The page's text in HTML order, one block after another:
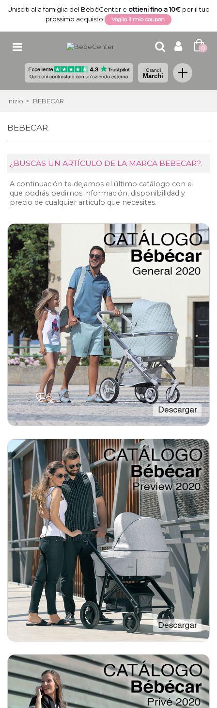
Unisciti alla famiglia del BébéCenter e ottieni fino a 10€ per il tuo
prossimo acquisto
Voglio il mio coupon
0
Grandi
Marchi
inizio > BEBECAR
BEBECAR
¿BUSCAS UN ARTÍCULO DE LA MARCA BEBECAR?.
A continuación te dejamos el último catálogo con el
que podrás pedirnos información, disponibilidad y
precio de cualquier artículo que necesites.